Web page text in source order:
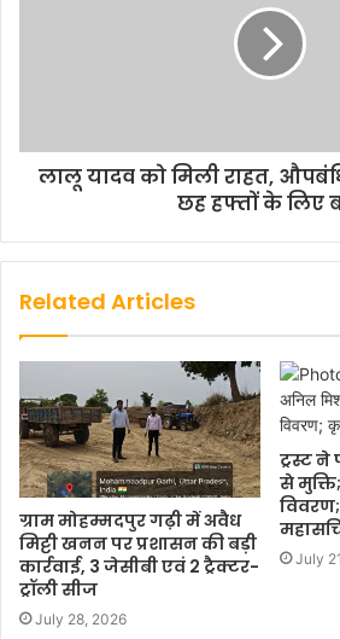
लालू यादव को मिली राहत,
छह हफ्तों के लिए
Related Articles
ग्राम मोहम्मदपुर गढ़ी में अवैध
मिट्टी खनन पर प्रशासन की बड़ी
कार्रवाई, 3 जेसीबी एवं 2 ट्रैक्टर-
ट्रॉली सीज
July 28, 2026
ट्रस्ट
से
July